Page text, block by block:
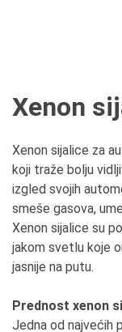
Xenon
Xenon sijalice za
koji traže bolju
izgled svojih
smeše gasova,
Xenon sijalice su
jakom svetlu koje
jasnije na putu.
Prednost xenon
Jedna od najvećih